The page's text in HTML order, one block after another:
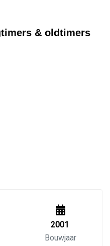
& oldtimers
2001
Bouwjaar